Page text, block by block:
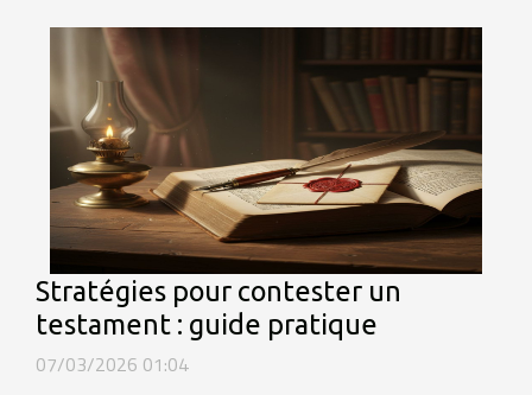
Stratégies pour contester un
testament : guide pratique
07/03/2026 01:04